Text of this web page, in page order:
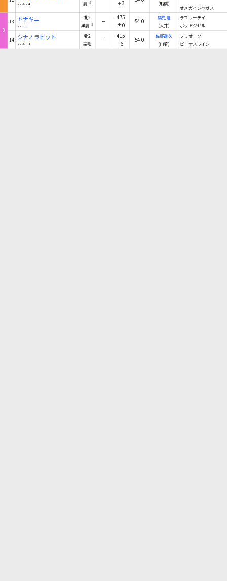
22.4.24 鹿毛
＋3
(船橋)
オメガインベガス
8
13 ドナギニー
22.3.3
牝2
黒鹿毛
－
475
±0
54.0
鷹見陸
(大井)
ラブリーデイ
ポッドジゼル
14 シナノラビット
22.4.30
牝2
栗毛
－
415
-6
54.0
佐野遥久
(川崎)
フリオーソ
ビーナスライン